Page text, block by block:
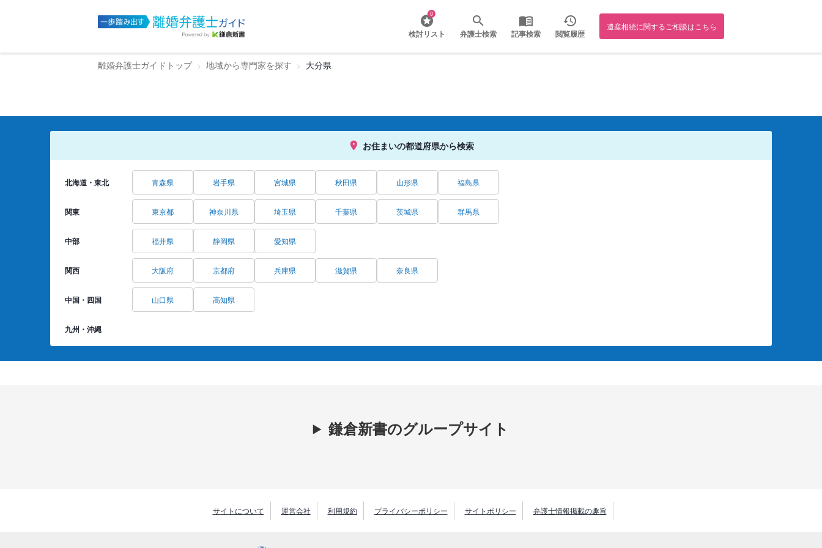
0
検討リスト 弁護士検索 記事検索 閲覧履歴
遺産相続に関するご相談はこちら
離婚弁護士ガイドトップ 地域から専門家を探す 大分県
お住まいの都道府県から検索
北海道・東北 青森県 岩手県 宮城県 秋田県 山形県 福島県
関東 東京都 神奈川県 埼玉県 千葉県 茨城県 群馬県
中部 福井県 静岡県 愛知県
関西 大阪府 京都府 兵庫県 滋賀県 奈良県
中国・四国 山口県 高知県
九州・沖縄
鎌倉新書のグループサイト
サイトについて 運営会社 利用規約 プライバシーポリシー サイトポリシー 弁護士情報掲載の趣旨